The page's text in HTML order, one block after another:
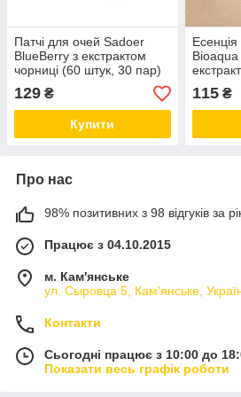
Патчі для очей Sadoer
BlueBerry з екстрактом
чорниці (60 штук, 30 пар)
NEW!
129 ₴
Купити
115₴
Про нас
98% позитивних з 98 відгуків за
Працює з 04.10.2015
м. Кам'янське
ул. Сыровца 5, Кам'янське,
Контакти
Сьогодні працює з 10:00 до
Показати весь графік роботи